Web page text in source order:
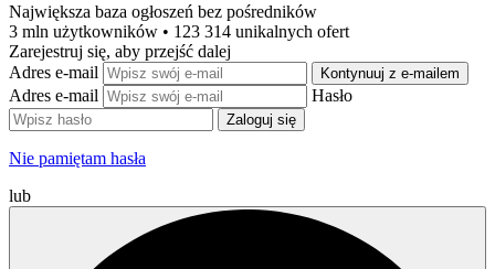
Największa baza ogłoszeń bez pośredników
3 mln użytkowników • 123 314 unikalnych ofert
Zarejestruj się, aby przejść dalej
Adres e-mail
Kontynuuj z e-mailem
Adres e-mail Hasło
Zaloguj się
Nie pamiętam hasła
lub